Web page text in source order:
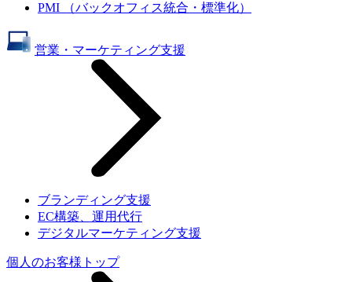
PMI （バックオフィス統合・標準化）
営業・マーケティング支援
ブランディング支援
EC構築、運用代行
デジタルマーケティング支援
個人のお客様トップ